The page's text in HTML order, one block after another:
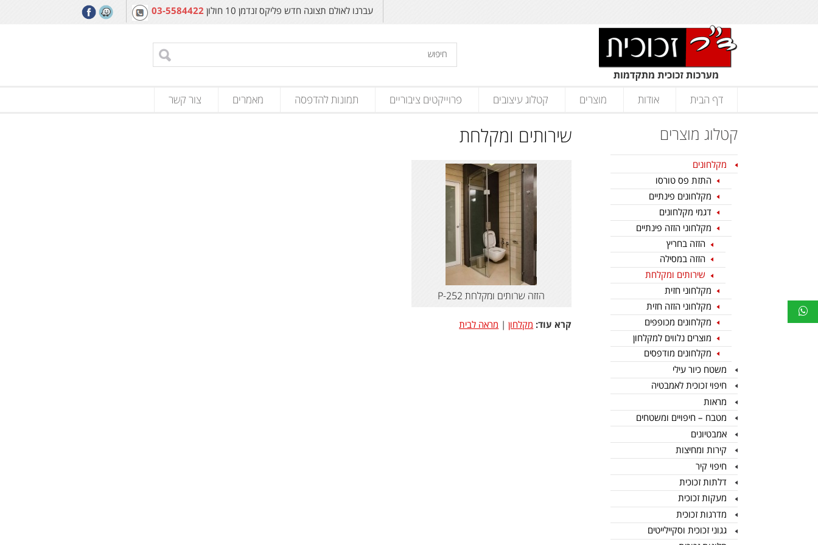
עברנו לאולם תצוגה חדש פליקס זנדמן 10 חולון 03-5584422
דף הבית אודות מוצרים קטלוג עיצובים פרוייקטים ציבוריים תמונות להדפסה מאמרים צור קשר
קטלוג מוצרים
מקלחונים
התזת פס טורסו
מקלחונים פינתיים
דגמי מקלחונים
מקלחוני הזזה פינתיים
הזזה בחריץ
הזזה במסילה
שירותים ומקלחת
מקלחוני חזית
מקלחוני הזזה חזית
מקלחונים מכופפים
מוצרים נלווים למקלחון
מקלחונים מודפסים
משטח כיור עילי
חיפוי זכוכית לאמבטיה
מראות
מטבח – חיפויים ומשטחים
אמבטיונים
קירות ומחיצות
חיפוי קיר
דלתות זכוכית
מעקות זכוכית
מדרגות זכוכית
גגוני זכוכית וסקיילייטים
שירותים ומקלחת
הזזה שרותים ומקלחת P-252
קרא עוד: מקלחון| מראה לבית